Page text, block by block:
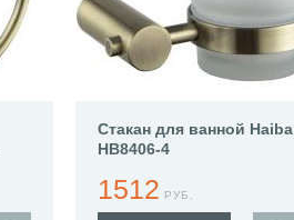
Стакан для ванной Haiba
HB8406-4
1512 РУБ.